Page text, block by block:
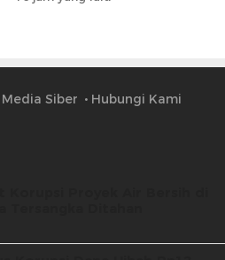
Siber Hubungi Kami